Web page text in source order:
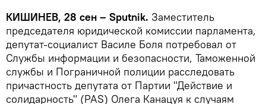
КИШИНЕВ, 28 сен – Sputnik. Заместитель
председателя юридической комиссии парламента,
депутат-социалист Василе Боля потребовал от
Службы информации и безопасности, Таможенной
службы и Пограничной полиции расследовать
причастность депутата от Партии "Действие и
солидарность" (PAS) Олега Канацуя к случаям